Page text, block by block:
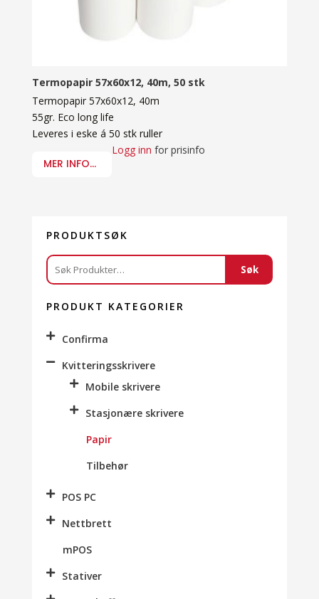
Termopapir 57x60x12, 40m, 50 stk
Termopapir 57x60x12, 40m
55gr. Eco long life
Leveres i eske á 50 stk ruller
MER INFO...
Logg inn for prisinfo
PRODUKTSØK
Søk
etter:
Søk
PRODUKT KATEGORIER
Confirma
Kvitteringsskrivere
Mobile skrivere
Stasjonære skrivere
Papir
Tilbehør
POS PC
Nettbrett
mPOS
Stativer